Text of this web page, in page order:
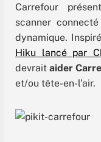
Carrefour
scanner
dynamique.
Hiku lancé par
devrait aider
et/ou tête-en-l’air.